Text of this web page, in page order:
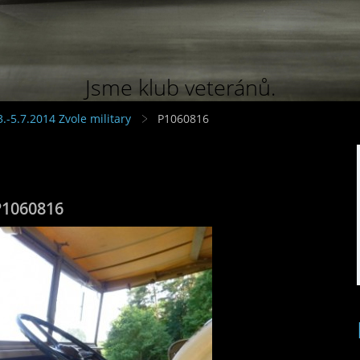
Jsme klub veteránů.
5.7.2014 Zvole military P1060816